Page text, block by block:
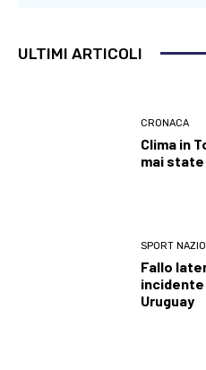
ULTIMI ARTICOLI
CRONACA
Clima in
mai
SPORT
Fallo
Uruguay